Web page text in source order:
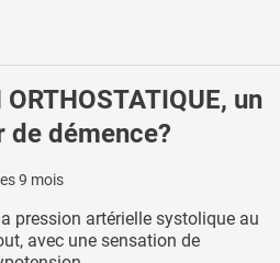
ORTHOSTATIQUE, un
de démence?
9 mois
pression artérielle systolique au
avec une sensation de